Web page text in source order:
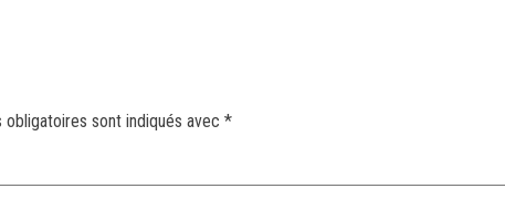
obligatoires sont indiqués avec *